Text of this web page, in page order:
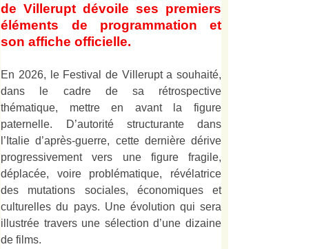
de Villerupt dévoile ses premiers
éléments de programmation et
son affiche officielle.
En 2026, le Festival de Villerupt a souhaité,
dans le cadre de sa rétrospective
thématique, mettre en avant la figure
paternelle. D’autorité structurante dans
l’Italie d’après-guerre, cette dernière dérive
progressivement vers une figure fragile,
déplacée, voire problématique, révélatrice
des mutations sociales, économiques et
culturelles du pays. Une évolution qui sera
illustrée travers une sélection d’une dizaine
de films.